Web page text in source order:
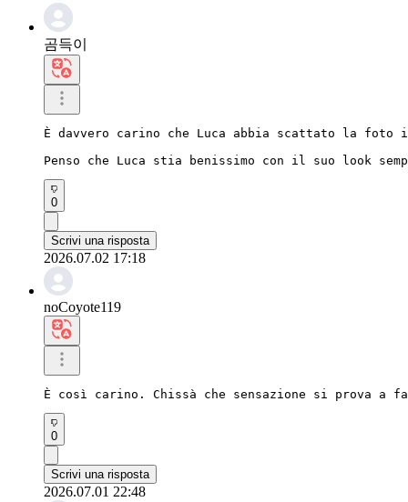
곰득이
È davvero carino che Luca abbia scattato la foto
Penso che Luca stia benissimo con il suo look
0
Scrivi una risposta
2026.07.02 17:18
noCoyote119
È così carino. Chissà che sensazione si prova
0
Scrivi una risposta
2026.07.01 22:48